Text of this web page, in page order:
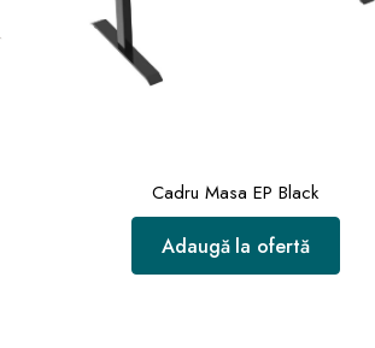
Cadru Masa EP Black
Adaugă la ofertă